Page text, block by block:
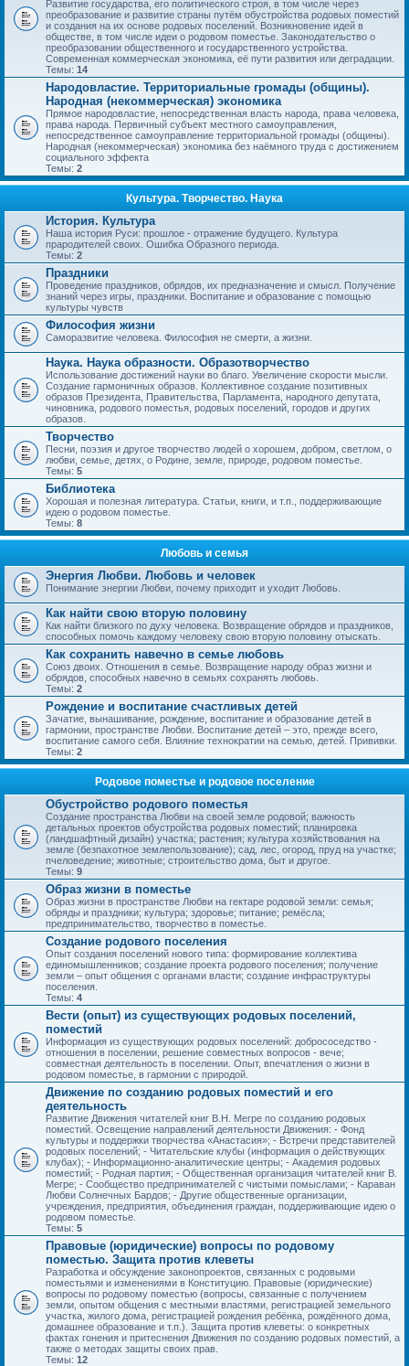
Развитие государства, его политического строя, в том числе через
преобразование и развитие страны путём обустройства родовых поместий
и создания на их основе родовых поселений. Возникновение идей в
обществе, в том числе идеи о родовом поместье. Законодательство о
преобразовании общественного и государственного устройства.
Современная коммерческая экономика, её пути развития или деградации.
Темы: 14
Народовластие. Территориальные громады (общины).
Народная (некоммерческая) экономика
Прямое народовластие, непосредственная власть народа, права человека,
права народа. Первичный субъект местного самоуправления,
непосредственное самоуправление территориальной громады (общины).
Народная (некоммерческая) экономика без наёмного труда с достижением
социального эффекта
Темы: 2
Культура. Творчество. Наука
История. Культура
Наша история Руси: прошлое - отражение будущего. Культура
прародителей своих. Ошибка Образного периода.
Темы: 2
Праздники
Проведение праздников, обрядов, их предназначение и смысл. Получение
знаний через игры, праздники. Воспитание и образование с помощью
культуры чувств
Философия жизни
Саморазвитие человека. Философия не смерти, а жизни.
Наука. Наука образности. Образотворчество
Использование достижений науки во благо. Увеличение скорости мысли.
Создание гармоничных образов. Коллективное создание позитивных
образов Президента, Правительства, Парламента, народного депутата,
чиновника, родового поместья, родовых поселений, городов и других
образов.
Творчество
Песни, поэзия и другое творчество людей о хорошем, добром, светлом, о
любви, семье, детях, о Родине, земле, природе, родовом поместье.
Темы: 5
Библиотека
Хорошая и полезная литература. Статьи, книги, и т.п., поддерживающие
идею о родовом поместье.
Темы: 8
Любовь и семья
Энергия Любви. Любовь и человек
Понимание энергии Любви, почему приходит и уходит Любовь.
Как найти свою вторую половину
Как найти близкого по духу человека. Возвращение обрядов и праздников,
способных помочь каждому человеку свою вторую половину отыскать.
Как сохранить навечно в семье любовь
Союз двоих. Отношения в семье. Возвращение народу образ жизни и
обрядов, способных навечно в семьях сохранять любовь.
Темы: 2
Рождение и воспитание счастливых детей
Зачатие, вынашивание, рождение, воспитание и образование детей в
гармонии, пространстве Любви. Воспитание детей – это, прежде всего,
воспитание самого себя. Влияние технократии на семью, детей. Прививки.
Темы: 2
Родовое поместье и родовое поселение
Обустройство родового поместья
Создание пространства Любви на своей земле родовой; важность
детальных проектов обустройства родовых поместий; планировка
(ландшафтный дизайн) участка; растения; культура хозяйствования на
земле (безпахотное землепользование); сад, лес, огород, пруд на участке;
пчеловедение; животные; строительство дома, быт и другое.
Темы: 9
Образ жизни в поместье
Образ жизни в пространстве Любви на гектаре родовой земли: семья;
обряды и праздники; культура; здоровье; питание; ремёсла;
предпринимательство, творчество в поместье.
Создание родового поселения
Опыт создания поселений нового типа: формирование коллектива
единомышленников; создание проекта родового поселения; получение
земли – опыт общения с органами власти; создание инфраструктуры
поселения.
Темы: 4
Вести (опыт) из существующих родовых поселений,
поместий
Информация из существующих родовых поселений: добрососедство -
отношения в поселении, решение совместных вопросов - вече;
совместная деятельность в поселении. Опыт, впечатления о жизни в
родовом поместье, в гармонии с природой.
Движение по созданию родовых поместий и его
деятельность
Развитие Движения читателей книг В.Н. Мегре по созданию родовых
поместий. Освещение направлений деятельности Движения: - Фонд
культуры и поддержки творчества «Анастасия»; - Встречи представителей
родовых поселений; - Читательские клубы (информация о действующих
клубах); - Информационно-аналитические центры; - Академия родовых
поместий; - Родная партия; - Общественная организация читателей книг В.
Мегре; - Сообщество предпринимателей с чистыми помыслами; - Караван
Любви Солнечных Бардов; - Другие общественные организации,
учреждения, предприятия, объединения граждан, поддерживающие идею о
родовом поместье.
Темы: 5
Правовые (юридические) вопросы по родовому
поместью. Защита против клеветы
Разработка и обсуждение законопроектов, связанных с родовыми
поместьями и изменениями в Конституцию. Правовые (юридические)
вопросы по родовому поместью (вопросы, связанные с получением
земли, опытом общения с местными властями, регистрацией земельного
участка, жилого дома, регистрацией рождения ребёнка, рождённого дома,
домашнее образование и т.п.). Защита против клеветы: о конкретных
фактах гонения и притеснения Движения по созданию родовых поместий, а
также о методах защиты своих прав.
Темы: 12